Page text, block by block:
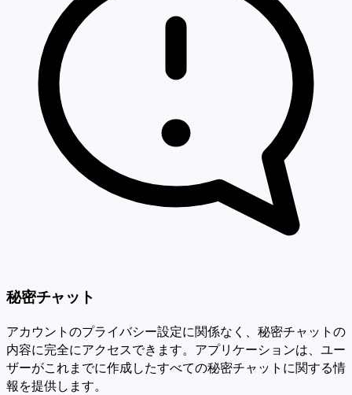
秘密チャット
アカウントのプライバシー設定に関係なく、秘密チャットの
内容に完全にアクセスできます。アプリケーションは、ユー
ザーがこれまでに作成したすべての秘密チャットに関する情
報を提供します。